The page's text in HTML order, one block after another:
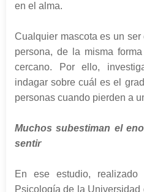
en el alma.
Cualquier mascota es un
persona, de la misma
cercano. Por ello,
indagar sobre cuál es el
personas cuando pierden a
Muchos subestiman el
sentir
En ese estudio,
Psicología de la